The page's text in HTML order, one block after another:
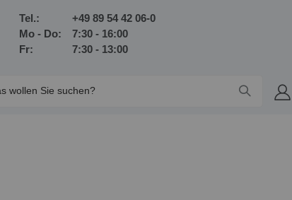
Tel.:
+49 89 54 42 06-0
Mo - Do:
7:30 - 16:00
Fr:
7:30 - 13:00